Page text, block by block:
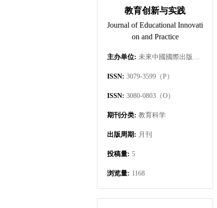
教育创新与实践
Journal of Educational Innovati
on and Practice
主办单位: 未來中國國際出版集團有限公司
ISSN: 3079-3599（P）
ISSN: 3080-0803（O）
期刊分类: 教育科学
出版周期: 月刊
投稿量: 5
浏览量: 1168